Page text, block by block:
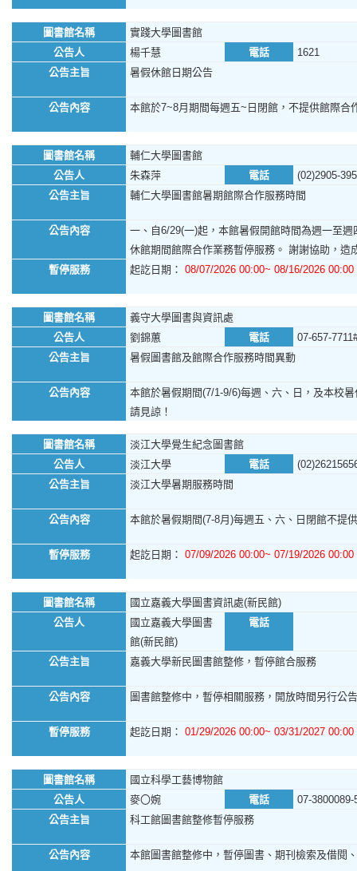
圖書館名稱
實踐大學圖書館
公告人
楊千慧 電話
1621
公告主旨
暑假休館日期公告
公告內容 本館於7~8月期間每週五~日閉館，不提供館際
圖書館名稱
輔仁大學圖書館
公告人
朱森萍 電話
(02)2905-
公告主旨
輔仁大學圖書館暑期館際合作服務時間
公告內容
一、自6/29(一)起，本館暑假開館時間為週一至
休館期間館際合作業務暫停服務。 謝謝協助，造
暫停服務
起訖日期： 08/07/2026 00:00~ 08/16/2026 00:00
圖書館名稱
義守大學圖書與資訊處
公告人
劉錦蕙 電話
07-657-
公告主旨
暑假圖書館及館際合作服務時間異動
公告內容
本館於暑假期間(7/1-9/6)每週、六、日，及本校
請見諒！
圖書館名稱
淡江大學覺生紀念圖書館
公告人
淡江大學 電話
公告主旨
淡江大學暑期服務時間
公告內容 本館於暑假期間(7-8月)每週五、六、日閉館不提
暫停服務 起訖日期： 07/09/2026 00:00~ 07/19/2026 00:00
圖書館名稱
國立嘉義大學圖書資訊處(新民館)
公告人
國立嘉義大學圖書
館(新民館)
電話
公告主旨 嘉義大學新民圖書館整修，暫停館合服務
公告內容 圖書館整修中，暫停相關服務，開放時間另行公
暫停服務 起訖日期： 01/29/2026 00:00~ 03/31/2027 00:00
圖書館名稱
國立科學工藝博物館
公告人
麥〇婉 電話
07-3800089-
公告主旨
科工館圖書館整修暫停服務
公告內容 本館圖書館整修中，暫停圖書、期刊檢索及借閱